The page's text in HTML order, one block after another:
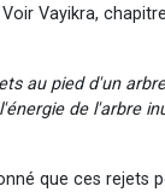
Vayikra,
au pied d'un
de l'arbre
que ces rejets